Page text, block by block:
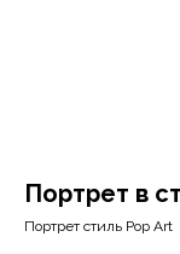
Портрет в
Портрет стиль Pop Art